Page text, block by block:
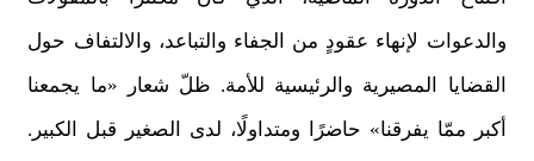
والدعوات لإنهاء عقودٍ من الجفاء والتباعد، والالتفاف حول
القضايا المصيرية والرئيسية للأمة. ظلّ شعار «ما يجمعنا
أكبر ممّا يفرقنا» حاضرًا ومتداولًا، لدى الصغير قبل الكبير.